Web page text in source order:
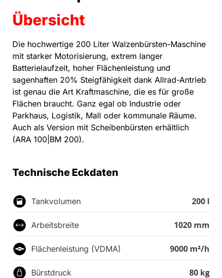
Übersicht
Die hochwertige 200 Liter Walzenbürsten-Maschine
mit starker Motorisierung, extrem langer
Batterielaufzeit, hoher Flächenleistung und
sagenhaften 20% Steigfähigkeit dank Allrad-Antrieb
ist genau die Art Kraftmaschine, die es für große
Flächen braucht. Ganz egal ob Industrie oder
Parkhaus, Logistik, Mall oder kommunale Räume.
Auch als Version mit Scheibenbürsten erhältlich
(ARA 100|BM 200).
Technische Eckdaten
Tankvolumen 200 l
Arbeitsbreite 1020 mm
Flächenleistung (VDMA) 9000 m²/h
Bürstdruck 80 kg